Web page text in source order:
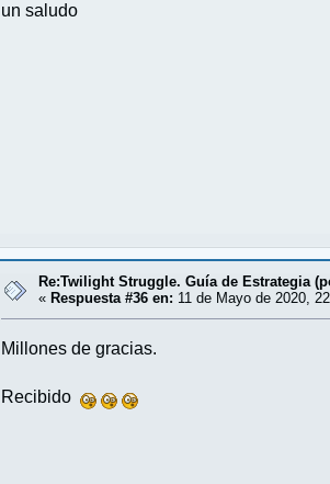
un saludo
Re:Twilight Struggle. Guía de Estrategia
«Respuesta #36 en: 11 de Mayo de 2020,
Millones de gracias.
Recibido